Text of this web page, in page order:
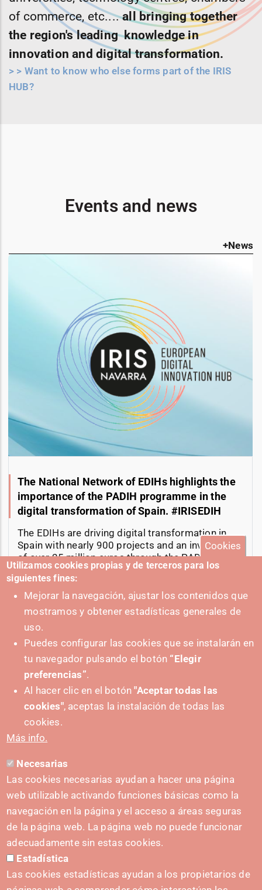
of commerce, etc....all bringing together
the region's leading knowledge in
innovation and digital transformation.
> > Want to know who else forms part of the IRIS
HUB?
Events and news
+News
The National Network of EDIHs highlights the
importance of the PADIH programme in the
digital transformation of Spain. #IRISEDIH
The EDIHs are driving digital transformation in
Spain with nearly 900 projects and an investment
of over 25 million euros through the PADIH
program.
11-06-2025
Cookies
Utilizamos cookies propias y de terceros para los
siguientes fines:
Mejorar la navegación, ajustar los contenidos que
mostramos y obtener estadísticas generales de
uso.
Puedes configurar las cookies que se instalarán en
tu navegador pulsando el botón “Elegir
preferencias”.
Al hacer clic en el botón"Aceptar todas las
cookies", aceptas la instalación de todas las
cookies.
Más info.
Necesarias
Las cookies necesarias ayudan a hacer una página
web utilizable activando funciones básicas como la
navegación en la página y el acceso a áreas seguras
de la página web. La página web no puede funcionar
adecuadamente sin estas cookies.
Estadística
Las cookies estadísticas ayudan a los propietarios de